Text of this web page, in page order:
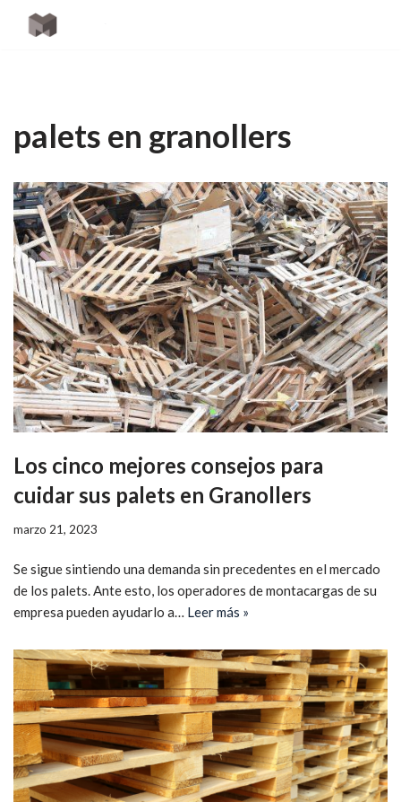
palets en granollers
Los cinco mejores consejos para
cuidar sus palets en Granollers
marzo 21, 2023
Se sigue sintiendo una demanda sin precedentes en el mercado
de los palets. Ante esto, los operadores de montacargas de su
empresa pueden ayudarlo a… Leer más »